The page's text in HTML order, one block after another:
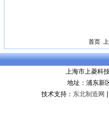
首页
上海市上菱科
地址：浦东新
技术支持： 东北制造网